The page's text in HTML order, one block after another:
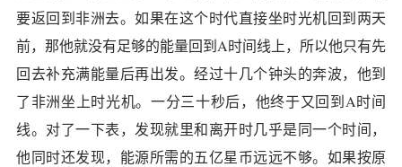
要返回到非洲去。如果在这个时代直接坐时光机回到两天
前，那他就没有足够的能量回到A时间线上，所以他只有先
回去补充满能量后再出发。经过十几个钟头的奔波，他到
了非洲坐上时光机。一分三十秒后，他终于又回到A时间
线。对了一下表，发现就里和离开时几乎是同一个时间，
他同时还发现，能源所需的五亿星币远远不够。如果按原